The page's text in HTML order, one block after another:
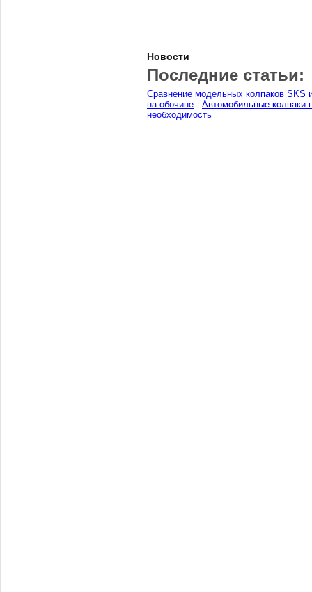
Новости
Последние статьи:
Сравнение модельных колпаков SKS
на обочине - Автомобильные колпаки
необходимость